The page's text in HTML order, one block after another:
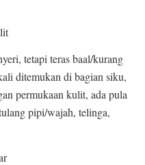
tetapi teras baal/kurang
ditemukan di bagian siku,
permukaan kulit, ada pula
pipi/wajah, telinga,